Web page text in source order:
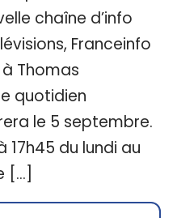
chaîne d’info
Franceinfo
Thomas
quotidien
le 5 septembre.
17h45 du lundi au
[…]